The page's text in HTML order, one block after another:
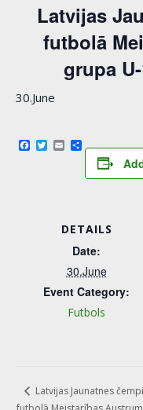
Latvijas
futbolā
grupa
30.June
Facebook
Twitter
EmailShare
DETAILS
Date:
30.June
Event Category:
Futbols
Latvijas Jaunatnes